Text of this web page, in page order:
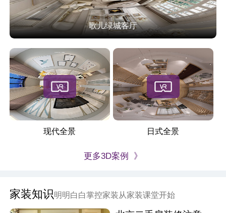
歌儿绿城客厅
现代全景 日式全景
更多3D案例 》
家装知识明明白白掌控家装从家装课堂开始